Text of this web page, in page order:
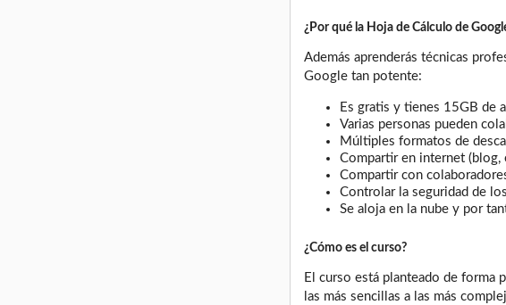
¿Por qué la Hoja de Cálculo de
Además aprenderás técnicas
Google tan potente:
Es gratis y tienes 15GB de
Varias personas pueden
Múltiples formatos de
Compartir en internet (blog,
Compartir con
Controlar la seguridad de
Se aloja en la nube y por
¿Cómo es el curso?
El curso está planteado de forma
las más sencillas a las más